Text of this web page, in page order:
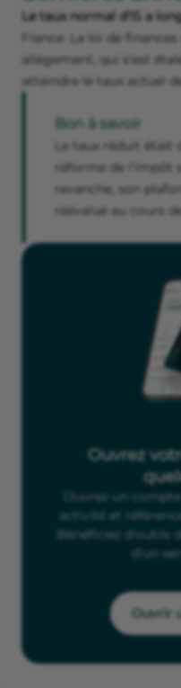
Le taux normal d’IS a
France. La loi de
allègement, qui s’est
atteindre le taux actuel de
Bon à savoir
Le taux réduit était
réforme de l’impôt
revanche, son
réévalué au cours
Ouvrez
Ouvrez un
activité et
Bénéficiez d'outils
d'un
Ouvrir